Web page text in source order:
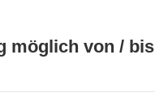
möglich von / bis